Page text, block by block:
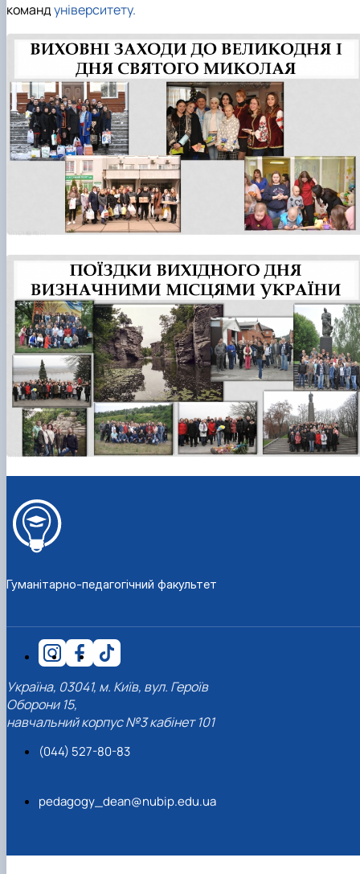
командуніверситету.
Гуманітарно-педагогічний факультет
Україна, 03041, м. Київ, вул. Героїв
Оборони 15,
навчальний корпус №3 кабінет 101
(044) 527-80-83
pedagogy_dean@nubip.edu.ua